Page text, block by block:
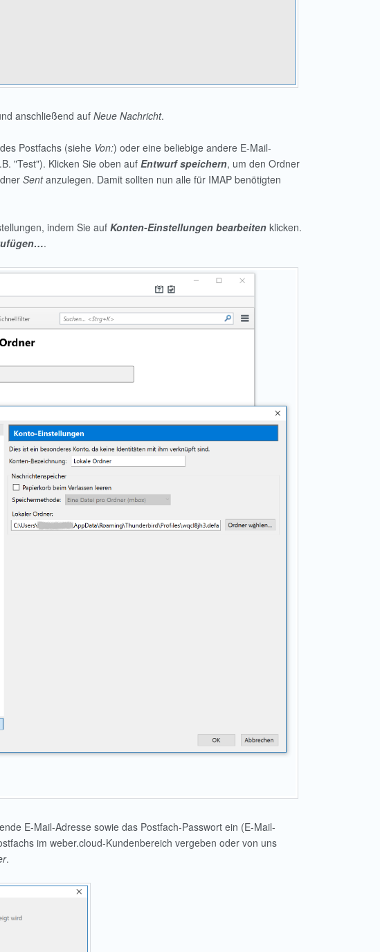
anschließend auf Neue Nachricht.
Postfachs (siehe Von:) oder eine beliebige andere E-Mail-
"Test"). Klicken Sie oben auf Entwurf speichern, um den Ordner
Sentanzulegen. Damit sollten nun alle für IMAP benötigten
indem Sie auf Konten-Einstellungen bearbeiten klicken.
.
E-Mail-Adresse sowie das Postfach-Passwort ein (E-Mail-
im weber.cloud-Kundenbereich vergeben oder von uns
.